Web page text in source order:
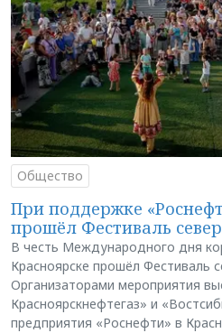
Общество
При поддержке
прошёл Фестиваль
В честь Международного дня
Красноярске прошёл Фестиваль
Организаторами мероприятия
Красноярскнефтегаз» и
предприятия «Роснефти» в